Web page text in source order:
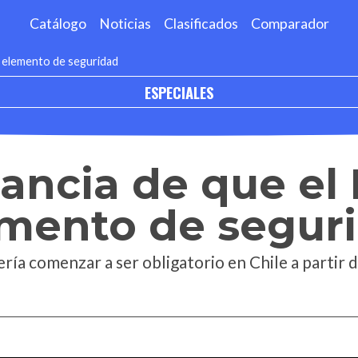
Catálogo Noticias Clasificados Comparador
de seguridad
ESPECIALES
de que el
de
comenzar a ser obligatorio en Chile a partir